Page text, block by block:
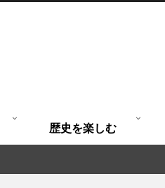
歴史を楽しむ